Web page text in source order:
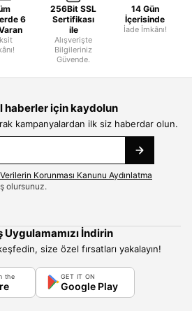
6
256Bit SSL
Sertifikası
ile
Alışverişte
Bilgileriniz
Güvende.
14 Gün
İçerisinde
İade İmkânı!
haberler için kaydolun
kampanyalardan ilk siz haberdar olun.
Korunması Kanunu Aydınlatma
olursunuz.
Uygulamamızı İndirin
size özel fırsatları yakalayın!
the GET IT ON
Google Play